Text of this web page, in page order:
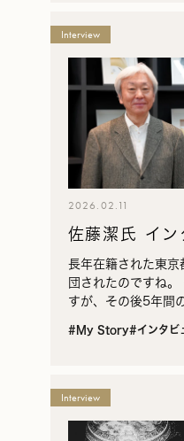
Interview
2026.02.11
佐藤潔氏 イン
交響楽団で35
音に向き合っ
長年在籍された東
団されたのですね
すが、その後5年間
たのは……。 35年
#My Story#インタビ
Interview